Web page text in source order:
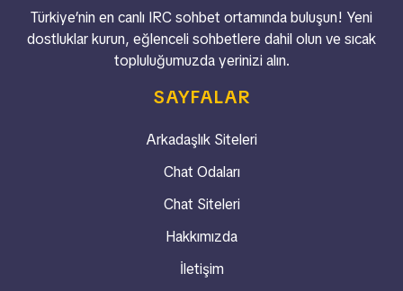
Türkiye’nin en canlı IRC sohbet ortamında buluşun! Yeni
dostluklar kurun, eğlenceli sohbetlere dahil olun ve sıcak
topluluğumuzda yerinizi alın.
SAYFALAR
Arkadaşlık Siteleri
Chat Odaları
Chat Siteleri
Hakkımızda
İletişim